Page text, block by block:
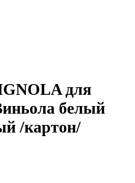
для
белый
/картон/